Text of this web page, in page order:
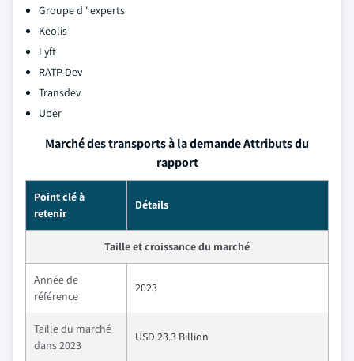
Groupe d ' experts
Keolis
Lyft
RATP Dev
Transdev
Uber
Marché des transports à la demande Attributs du
rapport
Point clé à
retenir
Détails
Taille et croissance du marché
Année de
référence
2023
Taille du marché
dans 2023
USD 23.3 Billion